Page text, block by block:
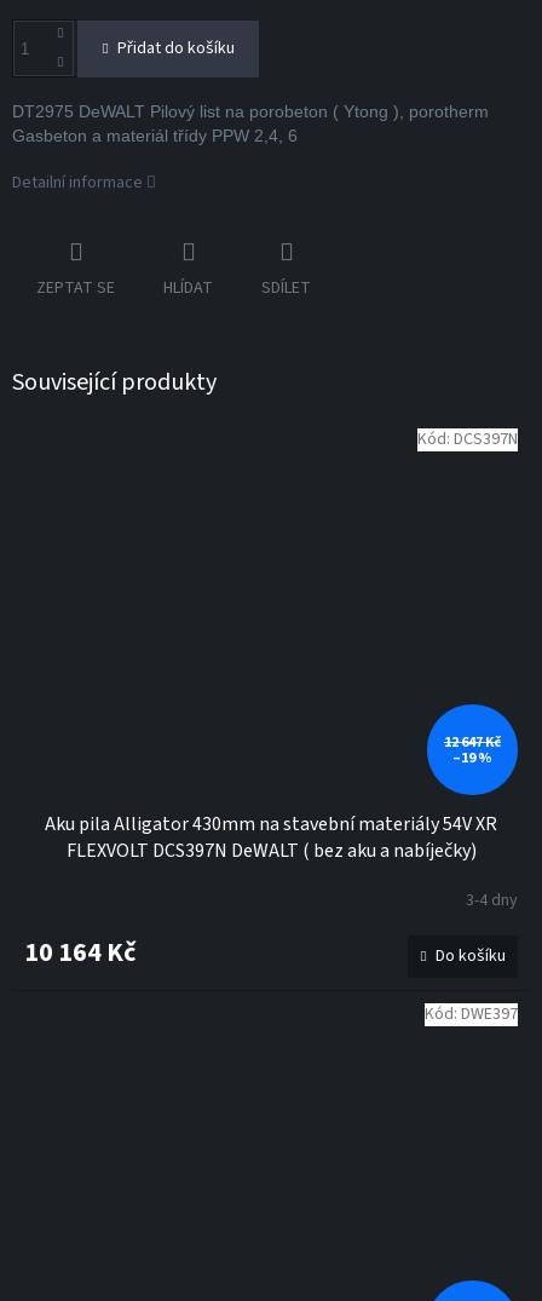
Přidat do košíku
DT2975 DeWALT Pilový list na porobeton ( Ytong ), porotherm
Gasbeton a materiál třídy PPW 2,4, 6
Detailní informace
ZEPTAT SE HLÍDAT SDÍLET
Související produkty
12 647 Kč
–19 %
Aku pila Alligator 430mm na stavební materiály 54V XR
FLEXVOLT DCS397N DeWALT ( bez aku a nabíječky)
3-4 dny
10 164 Kč Do košíku
Kód: DCS397N
Kód: DWE397